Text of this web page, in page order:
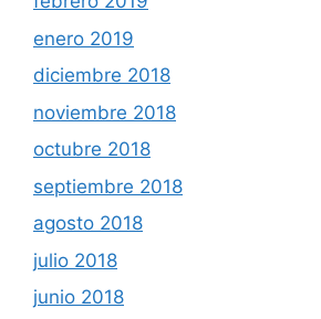
enero 2019
diciembre 2018
noviembre 2018
octubre 2018
septiembre 2018
agosto 2018
julio 2018
junio 2018